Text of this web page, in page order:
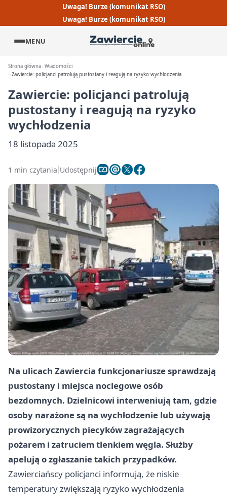
Uwaga! Burze (komunikat RSO)
Uwaga! Burze (komunikat RSO)
MENU
Strona główna Wiadomości
Zawiercie: policjanci patrolują pustostany i reagują na ryzyko wychłodzenia
Zawiercie: policjanci patrolują
pustostany i reagują na ryzyko
wychłodzenia
18 listopada 2025
1 min czytania Udostępnij
Na ulicach Zawiercia funkcjonariusze sprawdzają
pustostany i miejsca noclegowe osób
bezdomnych. Dzielnicowi interweniują tam, gdzie
osoby narażone są na wychłodzenie lub używają
prowizorycznych piecyków zagrażających
pożarem i zatruciem tlenkiem węgla. Służby
apelują o zgłaszanie takich przypadków.
Zawierciańscy policjanci informują, że niskie
temperatury zwiększają ryzyko wychłodzenia